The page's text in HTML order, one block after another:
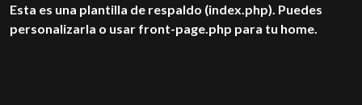
Esta es una plantilla de respaldo (index.php). Puedes
personalizarla o usar front-page.php para tu home.